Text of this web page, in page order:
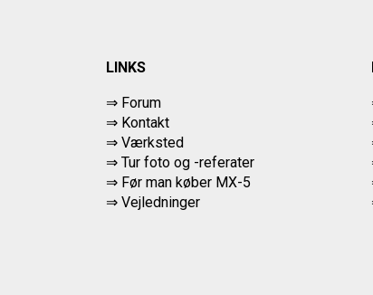
LINKS
⇒ Forum
⇒ Kontakt
⇒ Værksted
⇒ Tur foto og -referater
⇒ Før man køber MX-5
⇒ Vejledninger